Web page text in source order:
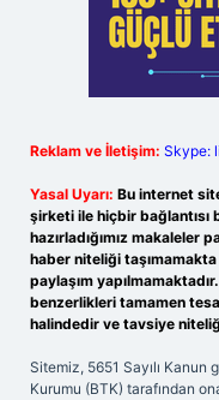
Reklam ve İletişim: Skype:
Yasal Uyarı: Bu internet
şirketi ile hiçbir bağlantısı
hazırladığımız makaleler
haber niteliği
paylaşım
benzerlikleri tamamen
halindedir ve tavsiye
Sitemiz, 5651 Sayılı
Kurumu (BTK) tarafından